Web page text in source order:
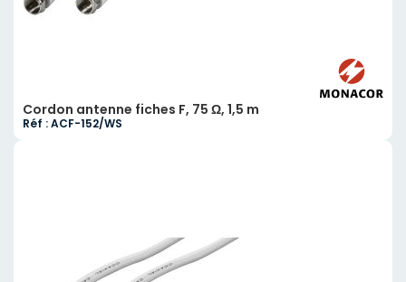
Cordon antenne fiches F, 75 Ω, 1,5 m
Réf : ACF-152/WS